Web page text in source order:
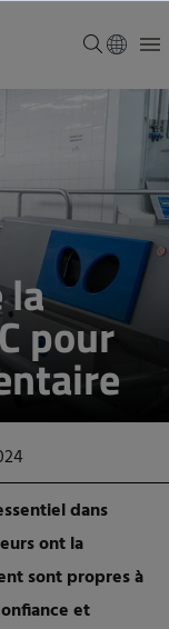
la
pour
dans
ont la
sont propres à
et